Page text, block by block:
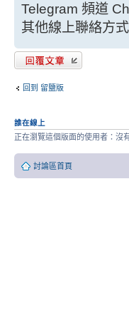
Telegram 頻道
其他線上聯絡方式
發表回覆
回到 留鹽版
誰在線上
正在瀏覽這個版面的使用者：沒
討論區首頁